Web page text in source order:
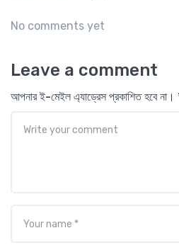
No comments yet
Leave a comment
আপনার ই-মেইল এ্যাড্রেস প্রকাশিত হবে